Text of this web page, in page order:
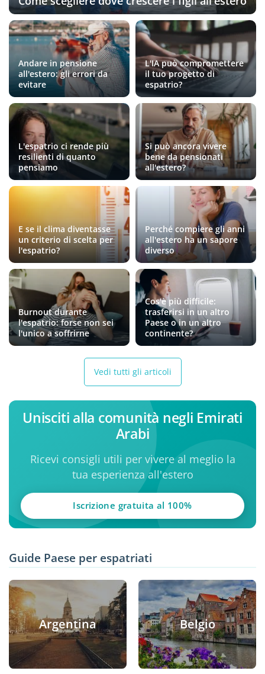
Andare in pensione
all'estero: gli errori da
evitare
L'IA può compromettere
il tuo progetto di
espatrio?
L'espatrio ci rende più
resilienti di quanto
pensiamo
Si può ancora vivere
bene da pensionati
all'estero?
E se il clima diventasse
un criterio di scelta per
l'espatrio?
Perché compiere gli anni
all'estero ha un sapore
diverso
Burnout durante
l'espatrio: forse non sei
l'unico a soffrirne
Cos'è più difficile:
trasferirsi in un altro
Paese o in un altro
continente?
Vedi tutti gli articoli
Unisciti alla comunità negli Emirati
Arabi
Ricevi consigli utili per vivere al meglio la
tua esperienza all'estero
Iscrizione gratuita al 100%
Guide Paese per espatriati
Argentina Belgio